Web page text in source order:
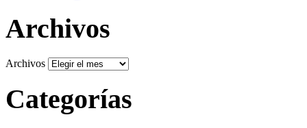
Archivos
Archivos
Categorías